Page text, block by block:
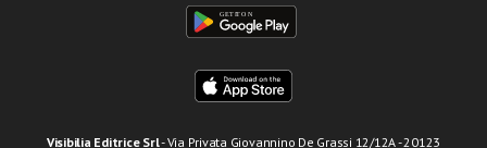
Visibilia Editrice Srl- Via Privata Giovannino De Grassi 12/12A - 20123